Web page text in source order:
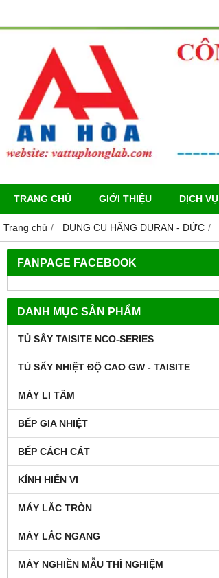
TRANG CHỦ GIỚI THIỆU DỊCH VỤ
Trang chủ DỤNG CỤ HÃNG DURAN - ĐỨC
FANPAGE FACEBOOK
DANH MỤC SẢN PHẨM
TỦ SẤY TAISITE NCO-SERIES
TỦ SẤY NHIỆT ĐỘ CAO GW - TAISITE
MÁY LI TÂM
BẾP GIA NHIỆT
BẾP CÁCH CÁT
KÍNH HIỂN VI
MÁY LẮC TRÒN
MÁY LẮC NGANG
MÁY NGHIỀN MẪU THÍ NGHIỆM